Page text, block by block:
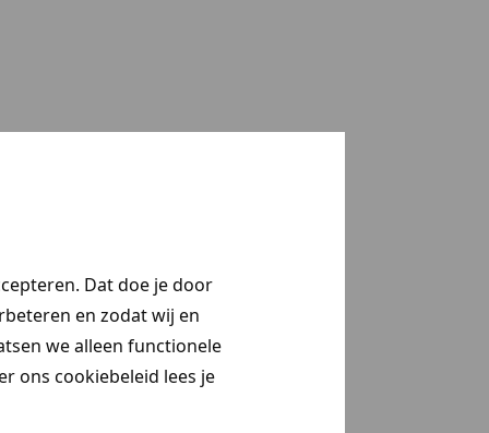
Dat doe je door
en zodat wij en
we alleen functionele
ons cookiebeleid lees je